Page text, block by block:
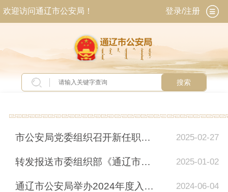
欢迎访问通辽市公安局！ 登录/注册
搜索
当前位置：首页>专题专栏>党务公开
市公安局党委组织召开新任职干部集体谈话会 2025-02-27
转发报送市委组织部《通辽市公安机关2024年度党组织书记抓基层党建述职语言情况报告》 2025-01-02
通辽市公安局举办2024年度入党积极分子培训班 2024-06-04